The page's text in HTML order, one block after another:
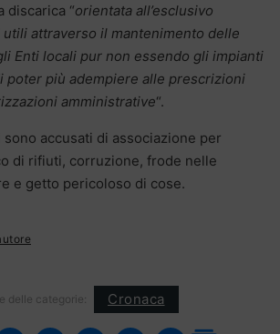
discarica “orientata all’esclusivo
attraverso il mantenimento delle
Enti locali pur non essendo gli impianti
poter più adempiere alle prescrizioni
amministrative“.
accusati di associazione per
di rifiuti, corruzione, frode nelle
e getto pericoloso di cose.
delle categorie: Cronaca